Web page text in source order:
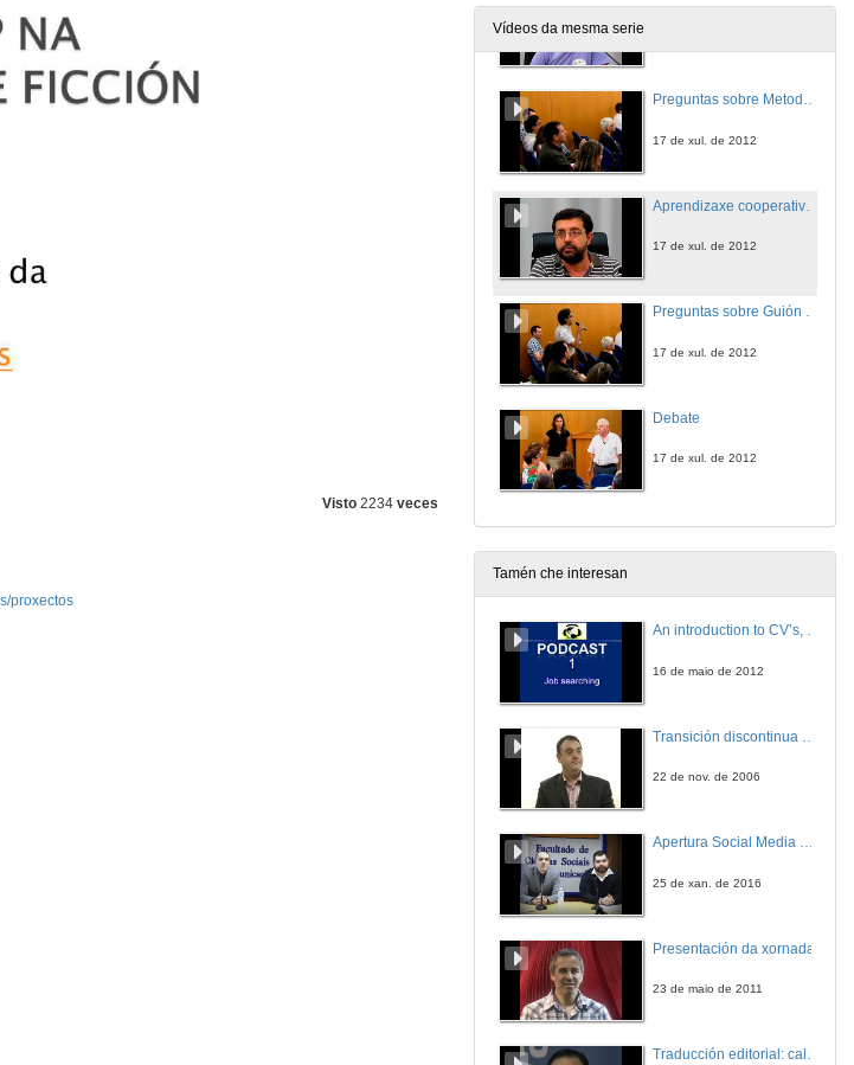
Visto 2234 veces
proxectos
Vídeos da mesma serie
Preguntas sobre Metodoloxías da Investigación
17 de xul. de 2012
17 de xul. de 2012
Preguntas sobre Guión de Ficción
17 de xul. de 2012
Debate
17 de xul. de 2012
Tamén che interesan
An introduction to CV’s, letters, and job searching
16 de maio de 2012
22 de nov. de 2006
Apertura Social Media Day 2016
25 de xan. de 2016
Presentación da xornada
23 de maio de 2011
Traducción editorial: calidade e xestión de proxectos